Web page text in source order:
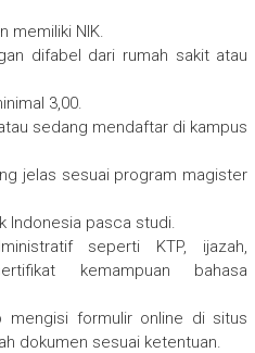
memiliki NIK.
difabel dari rumah sakit atau
3,00.
sedang mendaftar di kampus
jelas sesuai program magister
Indonesia pasca studi.
seperti KTP, ijazah,
kemampuan bahasa
mengisi formulir online di situs
dokumen sesuai ketentuan.